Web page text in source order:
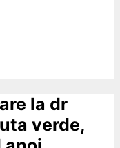
la dr
verde,